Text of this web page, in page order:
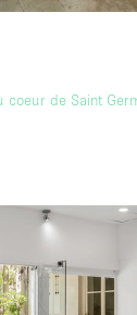
coeur de Saint